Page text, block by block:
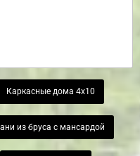
Каркасные дома 4х10
из бруса с мансардой